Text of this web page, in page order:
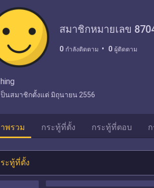
สมาชิกหมายเลข
0 กำลังติดตาม 0 ผู้ติดตาม
ป็นสมาชิกตั้งแต่ มิถุนายน 2556
พรวม กระทู้ที่ตั้ง กระทู้ที่ตอบ
ะทู้ที่ตั้ง